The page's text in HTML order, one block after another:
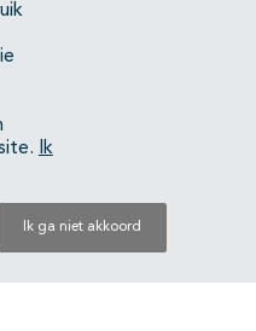
40483480
Ik
Ik ga niet akkoord